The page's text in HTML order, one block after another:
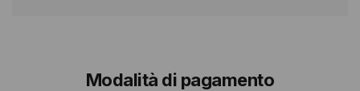
Modalità di pagamento